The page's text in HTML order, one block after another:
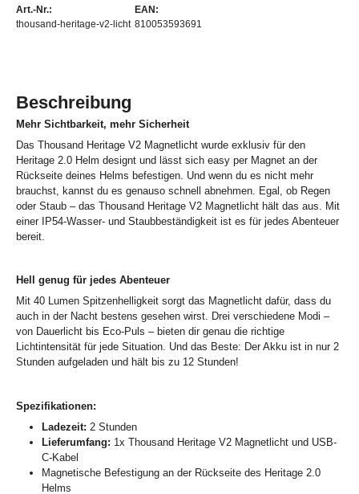
Art.-Nr.:
thousand-heritage-v2-licht
EAN:
810053593691
Beschreibung
Mehr Sichtbarkeit, mehr Sicherheit
Das Thousand Heritage V2 Magnetlicht wurde exklusiv für den
Heritage 2.0 Helm designt und lässt sich easy per Magnet an der
Rückseite deines Helms befestigen. Und wenn du es nicht mehr
brauchst, kannst du es genauso schnell abnehmen. Egal, ob Regen
oder Staub – das Thousand Heritage V2 Magnetlicht hält das aus. Mit
einer IP54-Wasser- und Staubbeständigkeit ist es für jedes Abenteuer
bereit.
Hell genug für jedes Abenteuer
Mit 40 Lumen Spitzenhelligkeit sorgt das Magnetlicht dafür, dass du
auch in der Nacht bestens gesehen wirst. Drei verschiedene Modi –
von Dauerlicht bis Eco-Puls – bieten dir genau die richtige
Lichtintensität für jede Situation. Und das Beste: Der Akku ist in nur 2
Stunden aufgeladen und hält bis zu 12 Stunden!
Spezifikationen:
Ladezeit: 2 Stunden
Lieferumfang: 1x Thousand Heritage V2 Magnetlicht und USB-
C-Kabel
Magnetische Befestigung an der Rückseite des Heritage 2.0
Helms